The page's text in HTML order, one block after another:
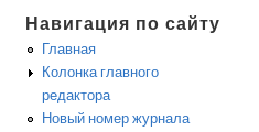
Навигация по сайту
Главная
Колонка главного
редактора
Новый номер журнала